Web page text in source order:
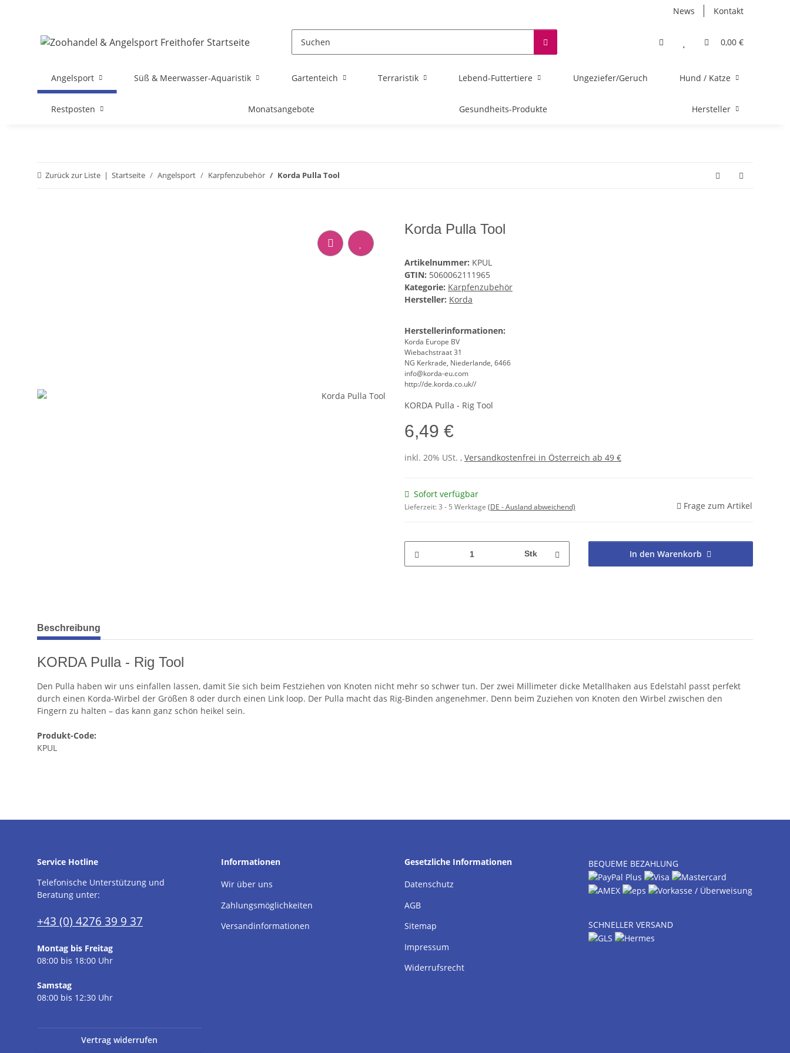
News Kontakt
0,00 €
Angelsport Süß & Meerwasser-Aquaristik Gartenteich Terraristik Lebend-Futtertiere Ungeziefer/Geruch Hund / Katze
Restposten Monatsangebote Gesundheits-Produkte Hersteller
Zurück zur Liste Startseite Angelsport Karpfenzubehör Korda Pulla Tool
Korda Pulla Tool
Artikelnummer: KPUL
GTIN: 5060062111965
Kategorie: Karpfenzubehör
Hersteller: Korda
Herstellerinformationen:
Korda Europe BV
Wiebachstraat 31
NG Kerkrade, Niederlande, 6466
info@korda-eu.com
http://de.korda.co.uk//
KORDA Pulla - Rig Tool
6,49 €
inkl. 20% USt. , Versandkostenfrei in Österreich ab 49 €
Sofort verfügbar
Lieferzeit:3 - 5 Werktage (DE - Ausland abweichend) Frage zum Artikel
Stk In den Warenkorb
weitere Registerkarten anzeigen
Beschreibung
KORDA Pulla - Rig Tool
Den Pulla haben wir uns einfallen lassen, damit Sie sich beim Festziehen von Knoten nicht mehr so schwer tun. Der zwei Millimeter dicke Metallhaken aus Edelstahl passt perfekt
durch einen Korda-Wirbel der Größen 8 oder durch einen Link loop. Der Pulla macht das Rig-Binden angenehmer. Denn beim Zuziehen von Knoten den Wirbel zwischen den
Fingern zu halten – das kann ganz schön heikel sein.
Produkt-Code:
KPUL
Service Hotline
Telefonische Unterstützung und
Beratung unter:
+43 (0) 4276 39 9 37
Montag bis Freitag
08:00 bis 18:00 Uhr
Samstag
08:00 bis 12:30 Uhr
Informationen
Wir über uns
Zahlungsmöglichkeiten
Versandinformationen
Gesetzliche Informationen
Datenschutz
AGB
Sitemap
Impressum
Widerrufsrecht
BEQUEME BEZAHLUNG
SCHNELLER VERSAND
Vertrag widerrufen